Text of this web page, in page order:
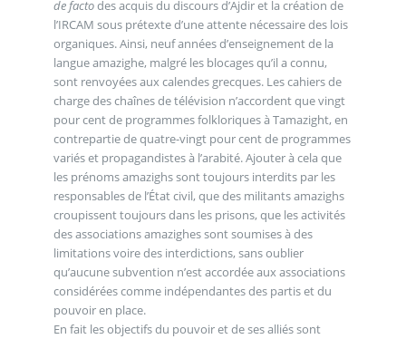
de factodes acquis du discours d’Ajdir et la création de
l’IRCAM sous prétexte d’une attente nécessaire des lois
organiques. Ainsi, neuf années d’enseignement de la
langue amazighe, malgré les blocages qu’il a connu,
sont renvoyées aux calendes grecques. Les cahiers de
charge des chaînes de télévision n’accordent que vingt
pour cent de programmes folkloriques à Tamazight, en
contrepartie de quatre-vingt pour cent de programmes
variés et propagandistes à l’arabité. Ajouter à cela que
les prénoms amazighs sont toujours interdits par les
responsables de l’État civil, que des militants amazighs
croupissent toujours dans les prisons, que les activités
des associations amazighes sont soumises à des
limitations voire des interdictions, sans oublier
qu’aucune subvention n’est accordée aux associations
considérées comme indépendantes des partis et du
pouvoir en place.
En fait les objectifs du pouvoir et de ses alliés sont